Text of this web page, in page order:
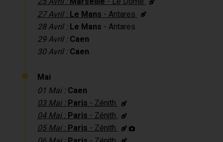
27 Avril : Le Mans - Antares
28 Avril : Le Mans - Antares
29 Avril : Caen
30 Avril : Caen
Mai
01 Mai : Caen
03 Mai :Paris- Zénith
04 Mai :Paris- Zénith
05 Mai :Paris- Zénith